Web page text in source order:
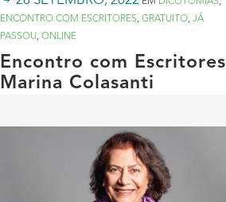
ENCONTRO COM ESCRITORES, GRATUITO, JÁ
PASSOU, ONLINE
Encontro com Escritores
Marina Colasanti